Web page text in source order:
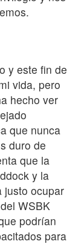
y este fin de
vida, pero
hecho ver
que nunca
duro de
que la
y la
justo ocupar
WSBK
podrían
para